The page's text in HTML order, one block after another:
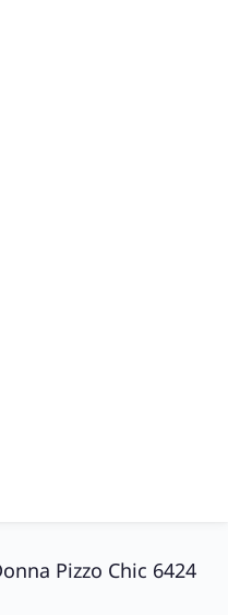
Pizzo Chic 6424